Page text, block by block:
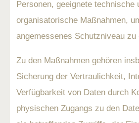
Personen, geeignete technische
organisatorische Maßnahmen,
angemessenes Schutzniveau zu
Zu den Maßnahmen gehören
Sicherung der Vertraulichkeit,
Verfügbarkeit von Daten durch
physischen Zugangs zu den